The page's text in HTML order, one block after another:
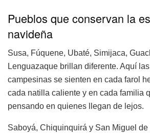
Pueblos que conservan la
navideña
Susa, Fúquene, Ubaté, Simijaca,
Lenguazaque brillan diferente. Aquí
campesinas se sienten en cada farol
cada natilla caliente y en cada familia
pensando en quienes llegan de lejos.
Saboyá, Chiquinquirá y San Miguel de